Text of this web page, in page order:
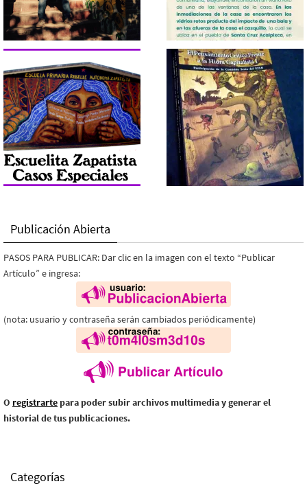
Publicación Abierta
PASOS PARA PUBLICAR: Dar clic en la imagen con el texto “Publicar
Artículo” e ingresa:
(nota: usuario y contraseña serán cambiados periódicamente)
O registrarte para poder subir archivos multimedia y generar el
historial de tus publicaciones.
Categorías